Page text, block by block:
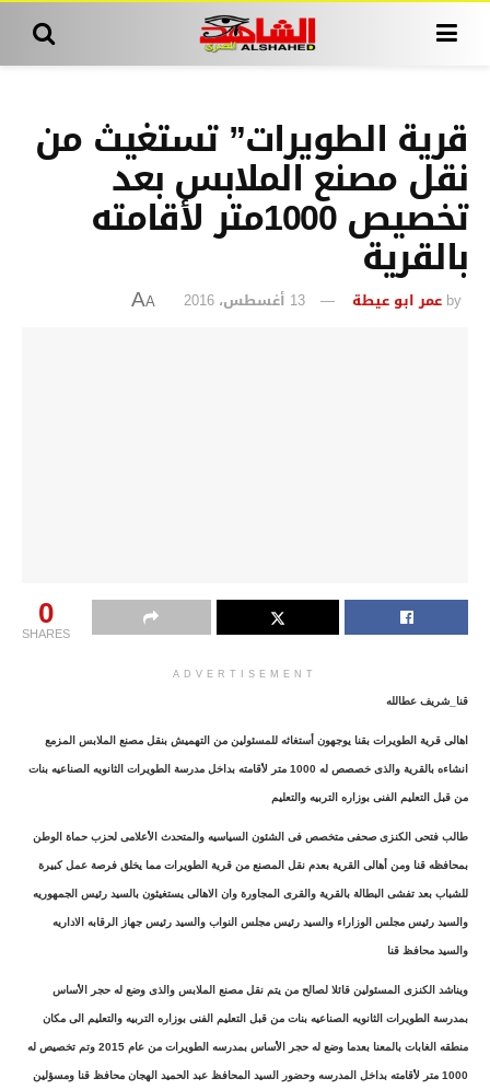
قرية الطويرات” تستغيث من
نقل مصنع الملابس بعد
تخصيص 1000متر لأقامته
بالقرية
by عمر ابو عيطة 13 أغسطس، 2016 A
A
0
SHARES
ADVERTISEMENT
قنا_شريف عطالله
اهالى قرية الطويرات بقنا يوجهون أستغاثه للمسئولين من التهميش بنقل مصنع الملابس المزمع
انشاءه بالقرية والذى خصصص له 1000 متر لأقامته بداخل مدرسة الطويرات الثانويه الصناعيه بنات
من قبل التعليم الفنى بوزاره التربيه والتعليم
طالب فتحى الكنزى صحفى متخصص فى الشئون السياسيه والمتحدث الأعلامى لحزب حماة الوطن
بمحافظه قنا ومن أهالى القرية بعدم نقل المصنع من قرية الطويرات مما يخلق فرصة عمل كبيرة
للشباب بعد تفشى البطالة بالقرية والقرى المجاورة وان الاهالى يستغيثون بالسيد رئيس الجمهوريه
والسيد رئيس مجلس الوزاراء والسيد رئيس مجلس النواب والسيد رئيس جهاز الرقابه الاداريه
والسيد محافظ قنا
ويناشد الكنزى المسئولين قائلا لصالح من يتم نقل مصنع الملابس والذى وضع له حجر الأساس
بمدرسة الطويرات الثانويه الصناعيه بنات من قبل التعليم الفنى بوزاره التربيه والتعليم الى مكان
منطقه الغابات بالمعنا بعدما وضع له حجر الأساس بمدرسه الطويرات من عام 2015 وتم تخصيص له
1000 متر لأقامته بداخل المدرسه وحضور السيد المحافظ عبد الحميد الهجان محافظ قنا ومسؤلين